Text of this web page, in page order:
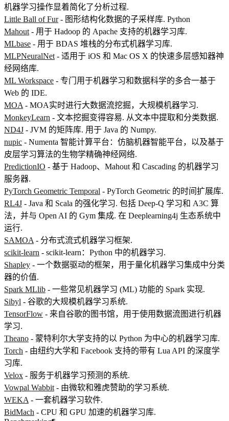
机器学习操作显着简化了分析过程.
Little Ball of Fur- 图形结构化数据的子采样库. Python
Mahout - 用于 Hadoop 的 Apache 支持的机器学习库.
MLbase - 用于 BDAS 堆栈的分布式机器学习库.
MLPNeuralNet - 适用于 iOS 和 Mac OS X 的快速多层感知器神
经网络库.
ML Workspace - 专门用于机器学习和数据科学的多合一基于
Web 的 IDE.
MOA - MOA实时进行大数据流挖掘，大规模机器学习.
MonkeyLearn - 文本挖掘变得容易. 从文本中提取和分类数据.
ND4J - JVM 的矩阵库. 用于 Java 的 Numpy.
nupic - Numenta 智能计算平台：仿脑机器智能平台，以及基于
皮层学习算法的生物学精确神经网络.
PredictionIO - 基于 Hadoop、Mahout 和 Cascading 的机器学习
服务器.
PyTorch Geometric Temporal - PyTorch Geometric 的时间扩展库.
RL4J - Java 和 Scala 的强化学习. 包括 Deep-Q 学习和 A3C 算
法，并与 Open AI 的 Gym 集成. 在 Deeplearning4j 生态系统中
运行.
SAMOA - 分布式流式机器学习框架.
scikit-learn - scikit-learn：Python 中的机器学习.
Shapley - 一个数据驱动的框架，用于量化机器学习集成中分类
器的价值.
Spark MLlib - 一些常见机器学习 (ML) 功能的 Spark 实现.
Sibyl - 谷歌的大规模机器学习系统.
TensorFlow - 来自谷歌的图书馆，用于使用数据流图进行机器
学习.
Theano - 蒙特利尔大学支持的以 Python 为中心的机器学习库.
Torch - 由纽约大学和 Facebook 支持的带有 Lua API 的深度学
习库.
Velox - 服务于机器学习预测的系统.
Vowpal Wabbit - 由微软和雅虎赞助的学习系统.
WEKA - 一套机器学习软件.
BidMach - CPU 和 GPU 加速的机器学习库.